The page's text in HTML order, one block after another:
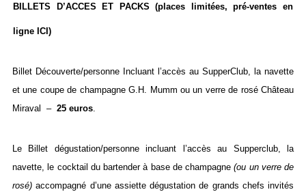
BILLETS D’ACCES ET PACKS(places limitées, pré-ventes en
ligne ICI)
Billet Découverte/personne Incluant l’accès au SupperClub, la navette
et une coupe de champagne G.H. Mumm ou un verre de rosé Château
Miraval – 25 euros
Le Billet dégustation/personneincluant l’accès au Supperclub, la
navette, le cocktail du bartender à base de champagne(ou un verre de
rosé) accompagné d’une assiette dégustation de grands chefs invités